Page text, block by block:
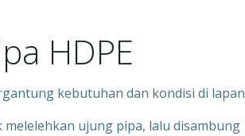
HDPE
kebutuhan dan kondisi di
ujung pipa, lalu disambung